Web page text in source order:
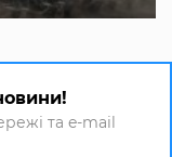
та e-mail